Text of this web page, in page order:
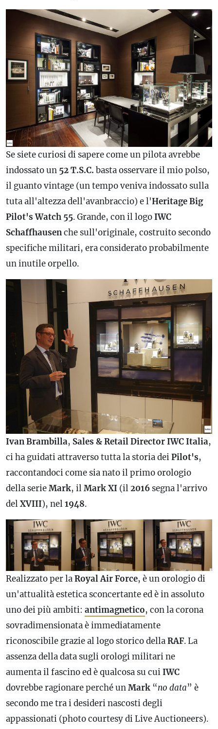
Se siete curiosi di sapere come un pilota avrebbe
indossato un 52 T.S.C. basta osservare il mio polso,
il guanto vintage (un tempo veniva indossato sulla
tuta all'altezza dell'avanbraccio) e l'Heritage Big
Pilot's Watch 55. Grande, con il logoIWC
Schaffhausenche sull'originale, costruito secondo
specifiche militari, era considerato probabilmente
un inutile orpello.
IvanBrambilla, Sales & Retail DirectorIWCItalia,
ci ha guidati attraverso tutta la storia deiPilot's,
raccontandoci come sia nato il primo orologio
della serieMark, ilMarkXI (il2016 segna l'arrivo
delXVIII), nel1948.
Realizzato per laRoyalAirForce, è un orologio di
un'attualità estetica sconcertante ed è in assoluto
uno dei più ambiti: antimagnetico, con la corona
sovradimensionata è immediatamente
riconoscibile grazie al logo storico dellaRAF. La
assenza della data sugli orologi militari ne
aumenta il fascino ed è qualcosa su cuiIWC
dovrebbe ragionare perché unMark “no data” è
secondo me tra i desideri nascosti degli
appassionati (photo courtesy di Live Auctioneers).